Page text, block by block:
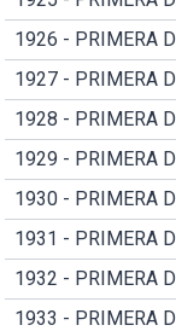
1926 - PRIMERA
1927 - PRIMERA
1928 - PRIMERA
1929 - PRIMERA
1930 - PRIMERA
1931 - PRIMERA
1932 - PRIMERA
1933 - PRIMERA